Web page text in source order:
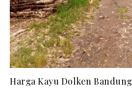
Harga Kayu Dolken Bandung